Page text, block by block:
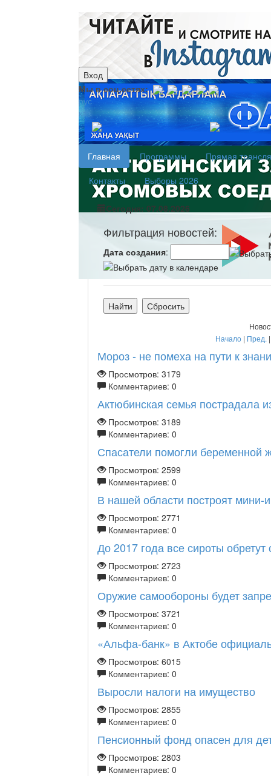
Вход
Мы в соц.сетях:
рус
каз
Главная Программы
Прямая
Контакты
Выборы 2026
Сегодня: 07.08.2026
Фильтрация новостей:
Дата создания:
Начало | Пред.
Мороз - не помеха на пути к
Просмотров: 3179
Комментариев: 0
Актюбинская семья пострадала
Просмотров: 3189
Комментариев: 0
Спасатели помогли беременной
Просмотров: 2599
Комментариев: 0
В нашей области построят мини-
Просмотров: 2771
Комментариев: 0
До 2017 года все сироты
Просмотров: 2723
Комментариев: 0
Оружие самообороны будет
Просмотров: 3721
Комментариев: 0
«Альфа-банк» в Актобе
Просмотров: 6015
Комментариев: 0
Выросли налоги на имущество
Просмотров: 2855
Комментариев: 0
Пенсионный фонд опасен для
Просмотров: 2803
Комментариев: 0